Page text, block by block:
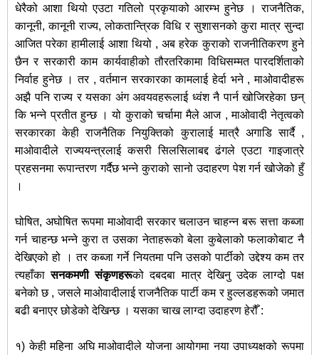
धेरैको आशा थियो एउटा गतिलो प्रकृयाको आरम्भ हुनेछ । राजनैतिक,
कानूनी, कानूनी राज्य, लोकतान्त्रिक विधि र सुशासनको कुरा मात्र सुन्दा
आजित परेका हामीलाई आशा थियो , अब हरेक कुराको राजनीतिकरण हुने
छैन र सरकारी काम कार्यवाहीको तौरतरिकामा विधिसम्मत पारदर्शिताको
निर्वाह हुनेछ । तर , वर्तमान सरकारका कामलाई हेर्दा भने , माओवादीहरू
अझै पनि राज्य र यसका अंग अवयवहरूलाई ध्वंश नै पार्न खोजिरहेका छन्
कि भन्ने प्रतीत हुन्छ । यो कुराको चर्चामा मैले आज , माओवादी नेतृत्वको
सरकारका केही राजनैतिक नियुक्तिको कुरालाई मात्रै अगाडि सार्दै ,
माओवादीले राज्ययन्त्रलाई कसरी सिलसिलाबद्द ढंगले एउटा गाइजात्रे
प्रहसनमा रूपान्तरण गर्दैछ भन्ने कुराको सानो उदाहरण पेश गर्न खोजेको हुँ
।
घोषित, अघोषित रूपमा माओवादी सरकार चलाउन चाहन्न बरू सत्ता कब्जा
गर्न चाहन्छ भन्ने कुरा त उसका नेताहरूको बेला कुबेलाको फलाकोबाट नै
देखिएको हो । तर कब्जा गर्ने नियतमा पनि उसको पार्टीको उद्देश्य कम तर
त्यहाँकासनकमणी संकृणहरूको दबदबा मात्र देखिनु उदेक लाग्दो पक्ष
बनेको छ , जसले माओवादीलाई राजनैतिक पार्टी कम र हुल्लडहरूको जमात
बढी बनाएर छोडेको देखिन्छ । यसका चाख लाग्दा उदाहरण हेरौँ :
१) केही महिना अघि माओवादीले योजना आयोगमा नया उपाध्यक्षको रूपमा